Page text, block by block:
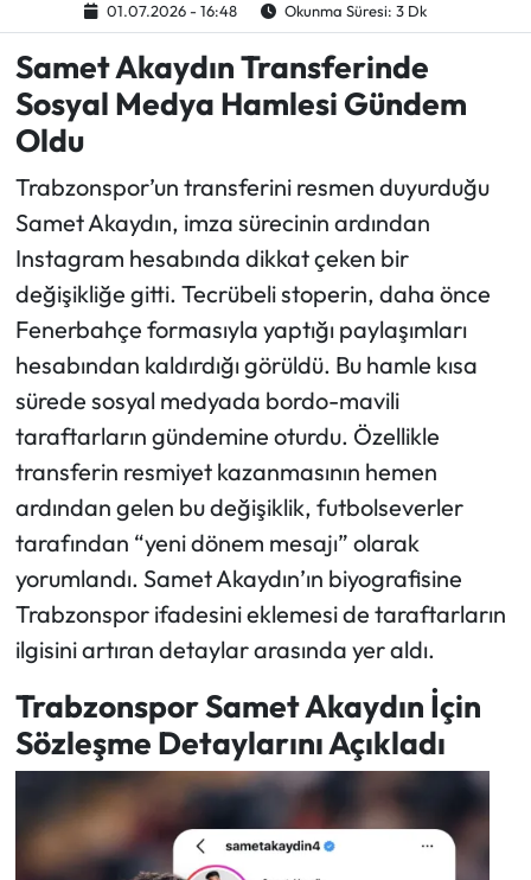
01.07.2026 - 16:48 Okunma Süresi: 3 Dk
Samet Akaydın Transferinde
Sosyal Medya Hamlesi Gündem
Oldu
Trabzonspor’un transferini resmen duyurduğu
Samet Akaydın, imza sürecinin ardından
Instagram hesabında dikkat çeken bir
değişikliğe gitti. Tecrübeli stoperin, daha önce
Fenerbahçe formasıyla yaptığı paylaşımları
hesabından kaldırdığı görüldü. Bu hamle kısa
sürede sosyal medyada bordo-mavili
taraftarların gündemine oturdu. Özellikle
transferin resmiyet kazanmasının hemen
ardından gelen bu değişiklik, futbolseverler
tarafından “yeni dönem mesajı” olarak
yorumlandı. Samet Akaydın’ın biyografisine
Trabzonspor ifadesini eklemesi de taraftarların
ilgisini artıran detaylar arasında yer aldı.
Trabzonspor Samet Akaydın İçin
Sözleşme Detaylarını Açıkladı
Mektup Galeri
Ekonomi
Sağlık
Teknoloji